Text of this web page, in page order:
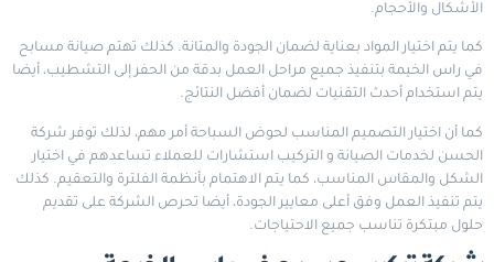
الأشكال والأحجام.
كما يتم اختيار المواد بعناية لضمان الجودة والمتانة. كذلك تهتم صيانة مسابح
في راس الخيمة بتنفيذ جميع مراحل العمل بدقة من الحفر إلى التشطيب، أيضا
يتم استخدام أحدث التقنيات لضمان أفضل النتائج.
كما أن اختيار التصميم المناسب لحوض السباحة أمر مهم، لذلك توفر شركة
الحسن لخدمات الصيانة و التركيب استشارات للعملاء تساعدهم في اختيار
الشكل والمقاس المناسب، كما يتم الاهتمام بأنظمة الفلترة والتعقيم. كذلك
يتم تنفيذ العمل وفق أعلى معايير الجودة، أيضا تحرص الشركة على تقديم
حلول مبتكرة تناسب جميع الاحتياجات.